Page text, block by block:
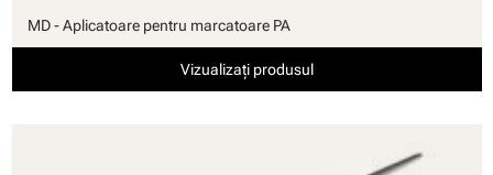
MD - Aplicatoare pentru marcatoare PA
Vizualizați produsul